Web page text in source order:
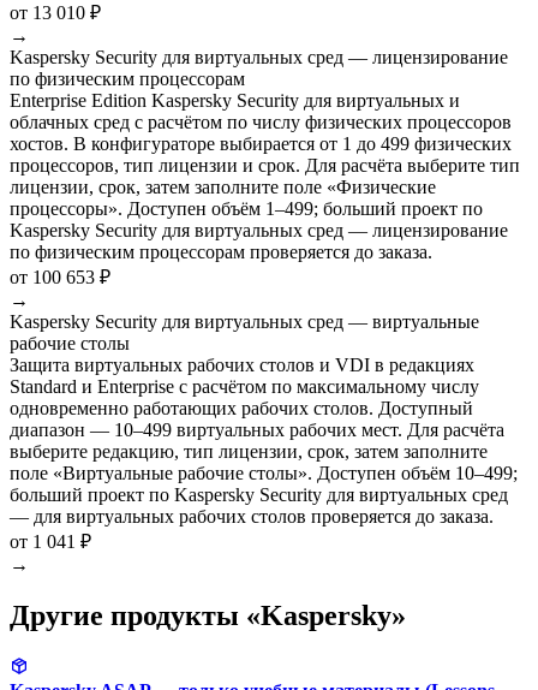
от 13 010 ₽
→
Kaspersky Security для виртуальных сред — лицензирование
по физическим процессорам
Enterprise Edition Kaspersky Security для виртуальных и
облачных сред с расчётом по числу физических процессоров
хостов. В конфигураторе выбирается от 1 до 499 физических
процессоров, тип лицензии и срок. Для расчёта выберите тип
лицензии, срок, затем заполните поле «Физические
процессоры». Доступен объём 1–499; больший проект по
Kaspersky Security для виртуальных сред — лицензирование
по физическим процессорам проверяется до заказа.
от 100 653 ₽
→
Kaspersky Security для виртуальных сред — виртуальные
рабочие столы
Защита виртуальных рабочих столов и VDI в редакциях
Standard и Enterprise с расчётом по максимальному числу
одновременно работающих рабочих столов. Доступный
диапазон — 10–499 виртуальных рабочих мест. Для расчёта
выберите редакцию, тип лицензии, срок, затем заполните
поле «Виртуальные рабочие столы». Доступен объём 10–499;
больший проект по Kaspersky Security для виртуальных сред
— для виртуальных рабочих столов проверяется до заказа.
от 1 041 ₽
→
Другие продукты «Kaspersky»